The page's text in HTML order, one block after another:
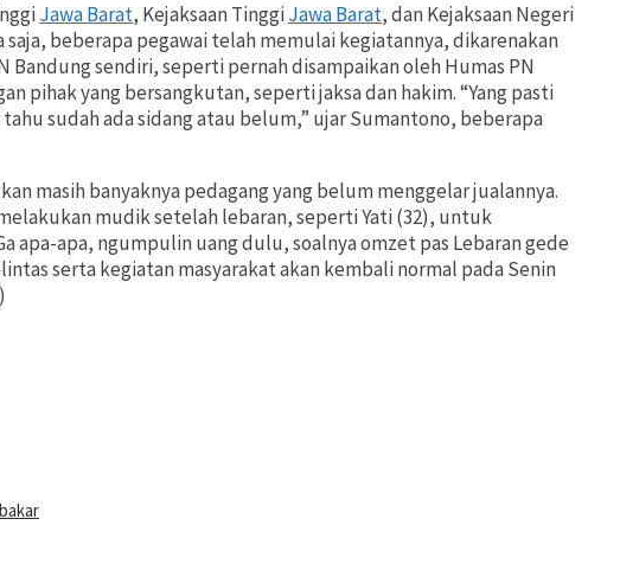
Jawa Barat, Kejaksaan TinggiJawa Barat, dan Kejaksaan Negeri
beberapa pegawai telah memulai kegiatannya, dikarenakan
sendiri, seperti pernah disampaikan oleh Humas PN
pihak yang bersangkutan, seperti jaksa dan hakim. “Yang pasti
sudah ada sidang atau belum,” ujar Sumantono, beberapa
masih banyaknya pedagang yang belum menggelar jualannya.
mudik setelah lebaran, seperti Yati (32), untuk
apa-apa, ngumpulin uang dulu, soalnya omzet pas Lebaran gede
serta kegiatan masyarakat akan kembali normal pada Senin